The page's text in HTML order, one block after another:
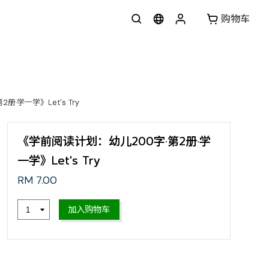
购物车
册·学一学》Let's Try
《学前阅读计划：幼儿200字·第2册·学
一学》Let's Try
RM 7.00
加入购物车